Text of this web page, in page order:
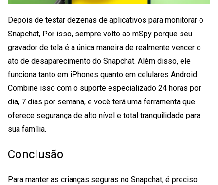
Depois de testar dezenas de aplicativos para monitorar o
Snapchat, Por isso, sempre volto ao mSpy porque seu
gravador de tela é a única maneira de realmente vencer o
ato de desaparecimento do Snapchat. Além disso, ele
funciona tanto em iPhones quanto em celulares Android.
Combine isso com o suporte especializado 24 horas por
dia, 7 dias por semana, e você terá uma ferramenta que
oferece segurança de alto nível e total tranquilidade para
sua família.
Conclusão
Para manter as crianças seguras no Snapchat, é preciso